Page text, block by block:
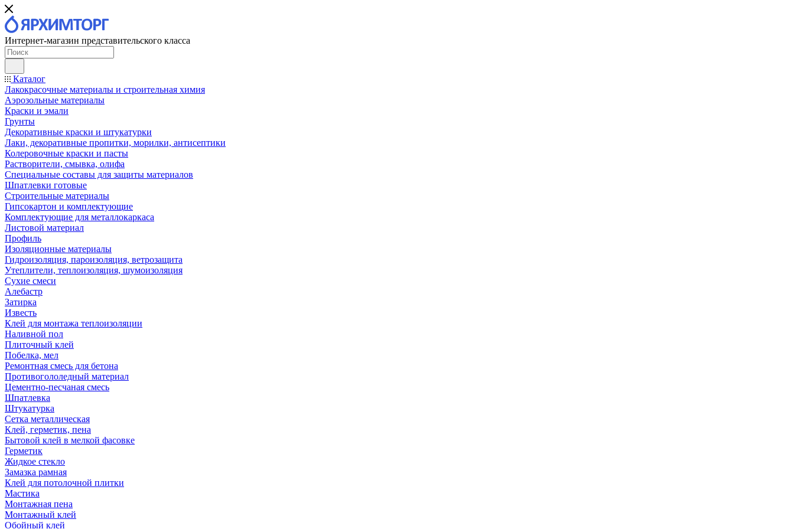
Интернет-магазин представительского класса
Каталог
Лакокрасочные материалы и строительная химия
Аэрозольные материалы
Краски и эмали
Грунты
Декоративные краски и штукатурки
Лаки, декоративные пропитки, морилки, антисептики
Колеровочные краски и пасты
Растворители, смывка, олифа
Специальные составы для защиты материалов
Шпатлевки готовые
Строительные материалы
Гипсокартон и комплектующие
Комплектующие для металлокаркаса
Листовой материал
Профиль
Изоляционные материалы
Гидроизоляция, пароизоляция, ветрозащита
Утеплители, теплоизоляция, шумоизоляция
Сухие смеси
Алебастр
Затирка
Известь
Клей для монтажа теплоизоляции
Наливной пол
Плиточный клей
Побелка, мел
Ремонтная смесь для бетона
Противогололедный материал
Цементно-песчаная смесь
Шпатлевка
Штукатурка
Сетка металлическая
Клей, герметик, пена
Бытовой клей в мелкой фасовке
Герметик
Жидкое стекло
Замазка рамная
Клей для потолочной плитки
Мастика
Монтажная пена
Монтажный клей
Обойный клей